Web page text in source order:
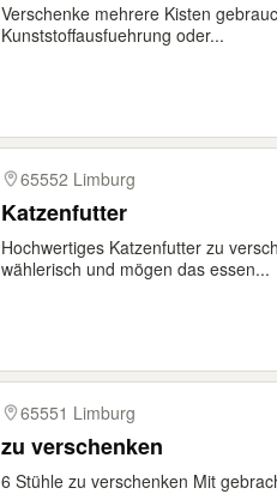
Verschenke mehrere Kisten
Kunststoffausfuehrung oder...
65552 Limburg
Katzenfutter
Hochwertiges Katzenfutter zu
wählerisch und mögen das essen...
65551 Limburg
zu verschenken
6 Stühle zu verschenken Mit